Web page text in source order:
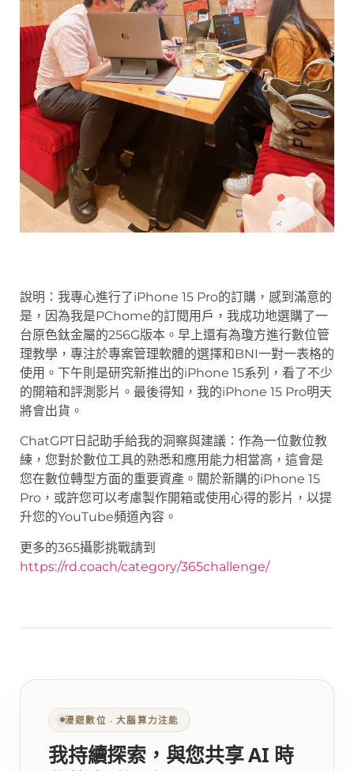
說明：我專心進行了iPhone 15 Pro的訂購，感到滿意的
是，因為我是PChome的訂閱用戶，我成功地選購了一
台原色鈦金屬的256G版本。早上還有為瓊方進行數位管
理教學，專注於專案管理軟體的選擇和BNI一對一表格的
使用。下午則是研究新推出的iPhone 15系列，看了不少
的開箱和評測影片。最後得知，我的iPhone 15 Pro明天
將會出貨。
ChatGPT日記助手給我的洞察與建議：作為一位數位教
練，您對於數位工具的熟悉和應用能力相當高，這會是
您在數位轉型方面的重要資產。關於新購的iPhone 15
Pro，或許您可以考慮製作開箱或使用心得的影片，以提
升您的YouTube頻道內容。
更多的365攝影挑戰請到
https://rd.coach/category/365challenge/
漫遊數位 ‧ 大腦算力注能
我持續探索，與您共享 AI 時